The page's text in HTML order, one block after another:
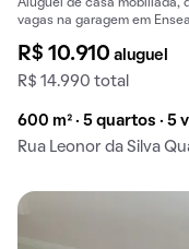
Aluguel de casa mobiliada,
vagas na garagem em
R$ 10.910aluguel
R$ 14.990 total
600 m² · 5 quartos · 5
Rua Leonor da Silva